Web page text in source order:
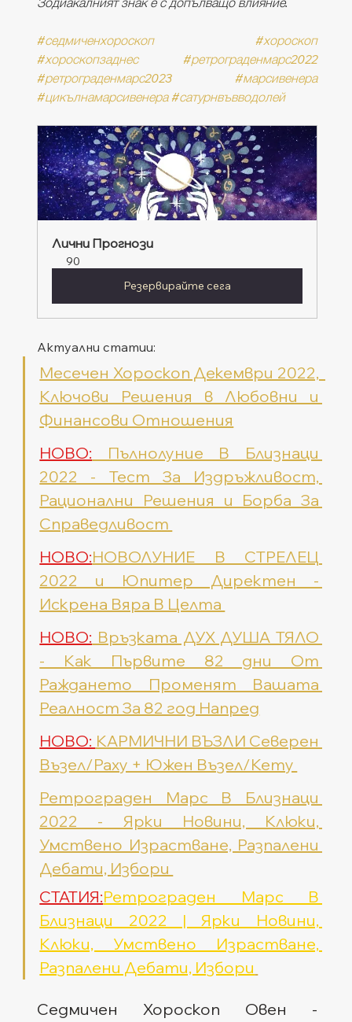
#седмиченхороскоп
#хороскоп
#хороскопзаднес
#ретрограденмарс2022
#ретрограденмарс2023
#марсивенера
#цикълнамарсивенера #сатурнвъвводолей
Лични Прогнози
90
Резервирайте сега
Актуални статии:
Месечен Хороскоп Декември 2022,
Ключови Решения в Любовни и
Финансови Отношения
НОВО: Пълнолуние В Близнаци
2022 - Тест За Издръжливост,
Рационални Решения и Борба За
Справедливост
НОВО:НОВОЛУНИЕ В СТРЕЛЕЦ
2022 и Юпитер Директен -
Искрена Вяра В Целта
НОВО: Връзката ДУХ ДУША ТЯЛО
- Как Първите 82 дни От
Раждането Променят Вашата
Реалност За 82 год Напред
НОВО: КАРМИЧНИ ВЪЗЛИ Северен
Възел/Раху + Южен Възел/Кету
Ретрограден Марс В Близнаци
2022 - Ярки Новини, Клюки,
Умствено Израстване, Разпалени
Дебати, Избори
СТАТИЯ:Ретрограден Марс В
Близнаци 2022 | Ярки Новини,
Клюки, Умствено Израстване,
Разпалени Дебати, Избори
Седмичен Хороскоп Овен -